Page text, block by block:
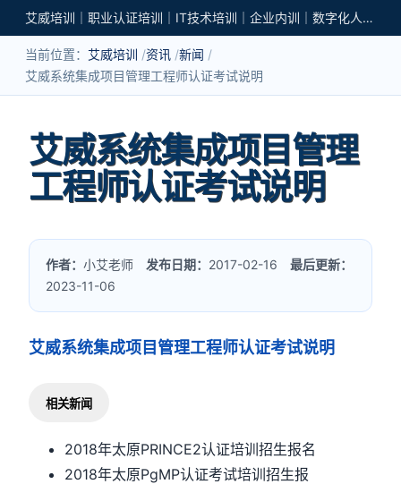
艾威培训｜职业认证培训｜IT技术培训｜企业内训｜数字化人才培养
当前位置： 艾威培训 资讯 新闻
艾威系统集成项目管理工程师认证考试说明
艾威系统集成项目管理
工程师认证考试说明
作者：小艾老师 发布日期： 2017-02-16最后更新：
2023-11-06
艾威系统集成项目管理工程师认证考试说明
相关新闻
2018年太原PRINCE2认证培训招生报名
2018年太原PgMP认证考试培训招生报